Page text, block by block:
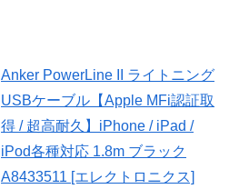
Anker PowerLine II ライトニング
USBケーブル【Apple MFi認証取
得 / 超高耐久】iPhone / iPad /
iPod各種対応 1.8m ブラック
A8433511 [エレクトロニクス]